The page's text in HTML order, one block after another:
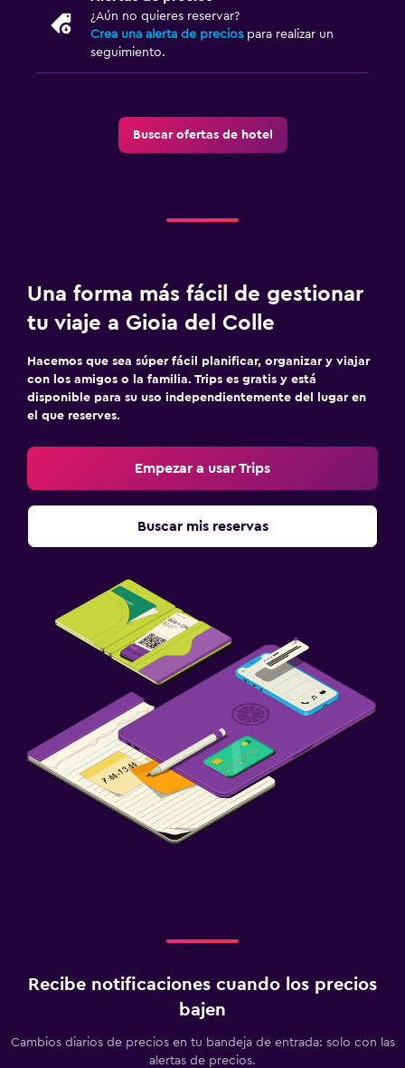
¿Aún no quieres reservar?
Crea una alerta de precios para realizar un
seguimiento.
Buscar ofertas de hotel
Una forma más fácil de gestionar
tu viaje a Gioia del Colle
Hacemos que sea súper fácil planificar, organizar y viajar
con los amigos o la familia. Trips es gratis y está
disponible para su uso independientemente del lugar en
el que reserves.
Empezar a usar Trips
Buscar mis reservas
Recibe notificaciones cuando los precios
bajen
Cambios diarios de precios en tu bandeja de entrada: solo con las
alertas de precios.